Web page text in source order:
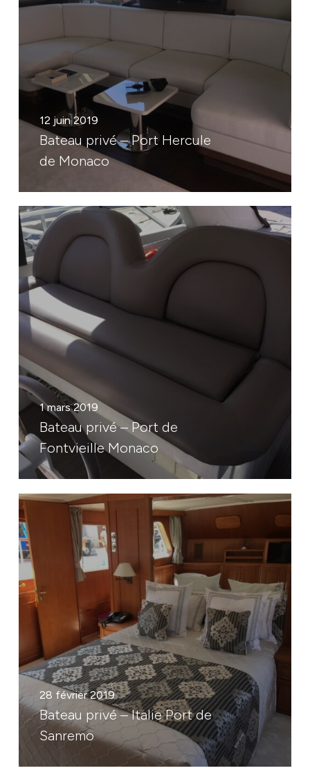
12 juin 2019
Bateau privé – Port Hercule
de Monaco
1 mars 2019
Bateau privé – Port de
Fontvieille Monaco
28 février 2019
Bateau privé – Italie Port de
Sanremo